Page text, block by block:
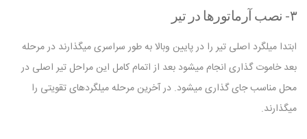
۳- نصب آرماتورها در تیر
ابتدا میلگرد اصلی تیر را در پایین وبالا به طور سراسری میگذارند در مرحله
بعد خاموت گذاری انجام میشود بعد از اتمام کامل این مراحل تیر اصلی در
محل مناسب جای گذاری میشود. در آخرین مرحله میلگردهای تقویتی را
میگذارند.